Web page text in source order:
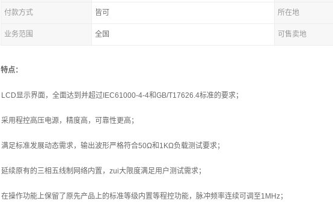
付款方式 皆可 所在地
业务范围 全国 可售卖地
特点：
LCD显示界面，全面达到并超过IEC61000-4-4和GB/T17626.4标准的要求；
采用程控高压电源，精度高，可靠性更高；
满足标准发展动态需求，输出波形严格符合50Ω和1KΩ负载测试要求；
延续原有的三相五线制网络内置，zui大限度满足用户测试需求；
在操作功能上保留了原先产品上的标准等级内置等程控功能，脉冲频率连续可调至1MHz；